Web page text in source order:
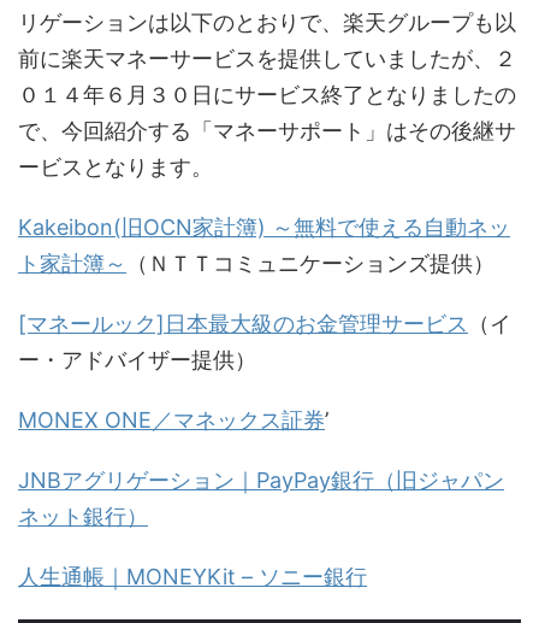
リゲーションは以下のとおりで、楽天グループも以
前に楽天マネーサービスを提供していましたが、２
０１４年６月３０日にサービス終了となりましたの
で、今回紹介する「マネーサポート」はその後継サ
ービスとなります。
Kakeibon(旧OCN家計簿) ～無料で使える自動ネッ
ト家計簿～
（ＮＴＴコミュニケーションズ提供）
[マネールック]日本最大級のお金管理サービス
（イ
ー・アドバイザー提供）
MONEX ONE／マネックス証券’
JNBアグリゲーション｜PayPay銀行（旧ジャパン
ネット銀行）
人生通帳｜MONEYKit – ソニー銀行